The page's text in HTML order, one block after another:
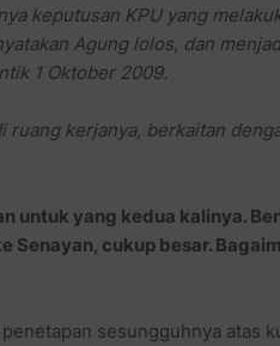
keputusan KPU yang
Agung lolos, dan
1 Oktober 2009.
ruang kerjanya, berkaitan
untuk yang kedua kalinya.
Senayan, cukup besar.
sesungguhnya atas